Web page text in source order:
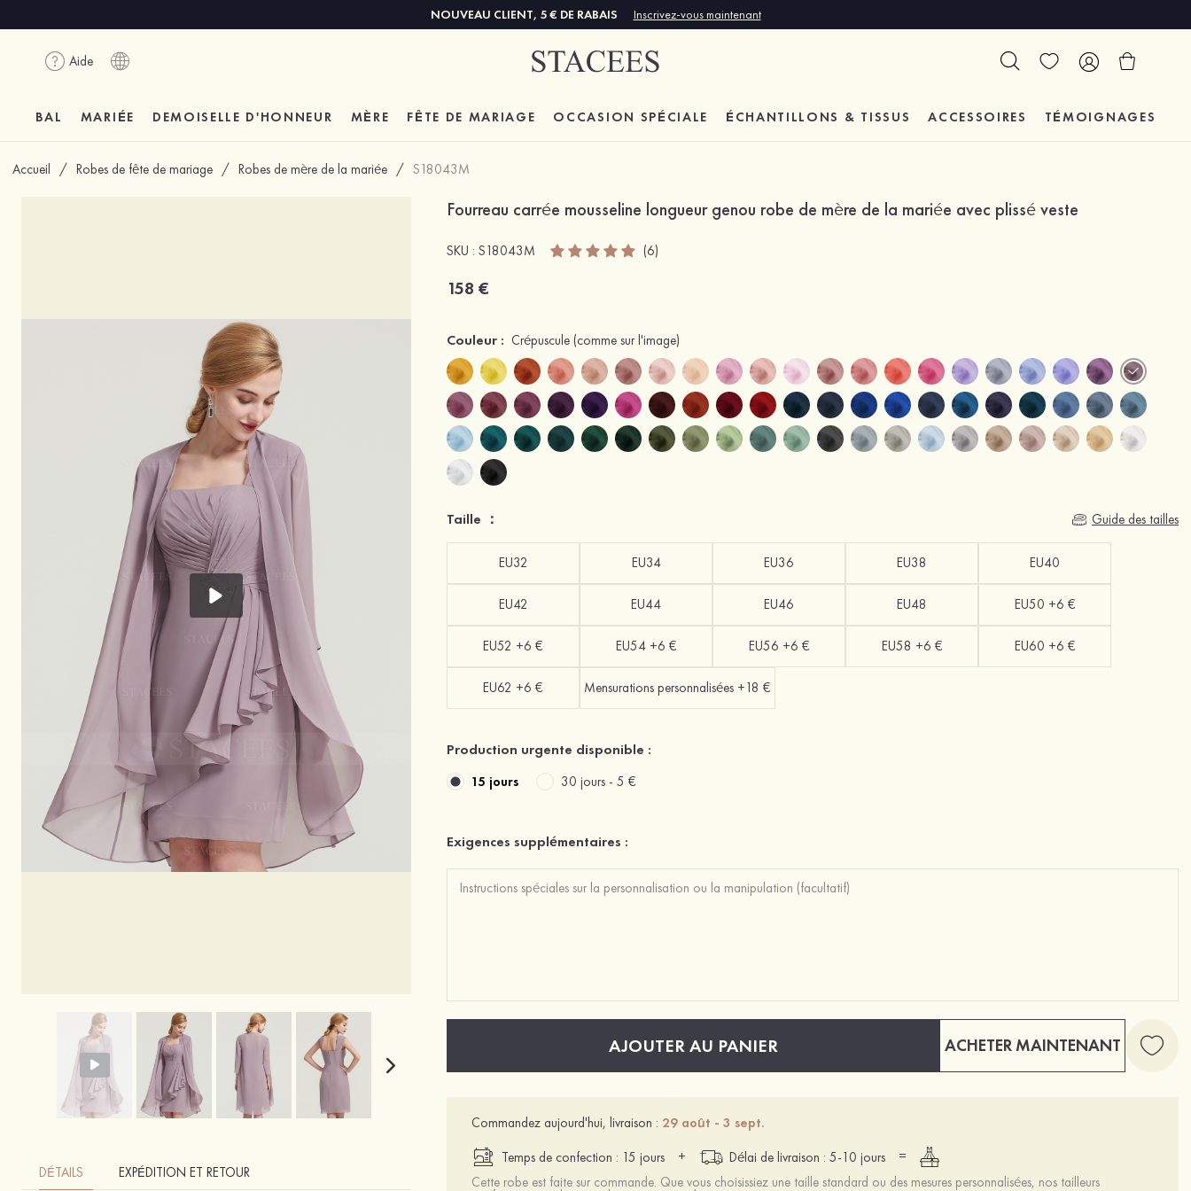
NOUVEAU CLIENT, 5 € DE RABAIS Inscrivez-vous maintenant
Aide
BAL MARIÉE DEMOISELLE D'HONNEUR MÈRE FÊTE DE MARIAGE OCCASION SPÉCIALE ÉCHANTILLONS & TISSUS ACCESSOIRES TÉMOIGNAGES
Accueil / Robes de fête de mariage / Robes de mère de la mariée / S18043M
DÉTAILS EXPÉDITION ET RETOUR
Fourreau carrée mousseline longueur genou robe de mère de la mariée avec plissé veste
SKU : S18043M (6)
158 €
Couleur : Crépuscule (comme sur l'image)
Taille ： Guide des tailles
EU32 EU34 EU36 EU38 EU40
EU42 EU44 EU46 EU48 EU50 +6 €
EU52 +6 € EU54 +6 € EU56 +6 € EU58 +6 € EU60 +6 €
EU62 +6 € Mensurations personnalisées +18 €
Production urgente disponible :
15 jours 30 jours - 5 €
Exigences supplémentaires :
AJOUTER AU PANIER ACHETER MAINTENANT
Commandez aujourd'hui, livraison : 29 août - 3 sept.
Temps de confection : 15 jours
+ Délai de livraison : 5-10 jours
=
Cette robe est faite sur commande. Que vous choisissiez une taille standard ou des mesures personnalisées, nos tailleurs